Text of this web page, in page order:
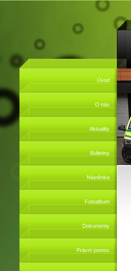
Úvod
O nás
Aktuality
Bulletiny
Nástěnka
Fotoalbum
Dokumenty
Právní pomoc